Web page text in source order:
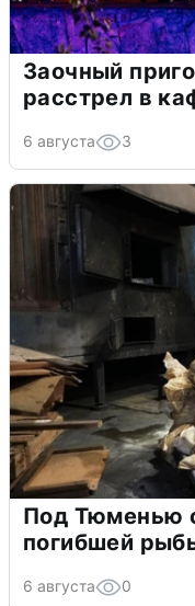
Заочный
расстрел в
6 августа 3
Под Тюменью
погибшей
6 августа 0